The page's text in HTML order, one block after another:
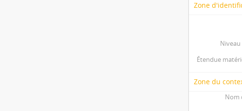
Zone
Étendue
Zone du
Nom